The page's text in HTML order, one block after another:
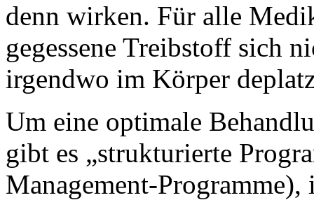
denn wirken. Für alle
gegessene Treibstoff sich
irgendwo im Körper
Um eine optimale
gibt es „strukturierte
Management-